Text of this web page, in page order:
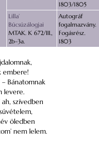
1803/1805
Lilla’
Búcsúzálogjai
MTAK. K 672/III.,
2b–3a.
Autográf
fogalmazvány.
Fogásrész.
1803
embere!
Bánatomnak
levere.
szívedben
öledben
nem lelem.